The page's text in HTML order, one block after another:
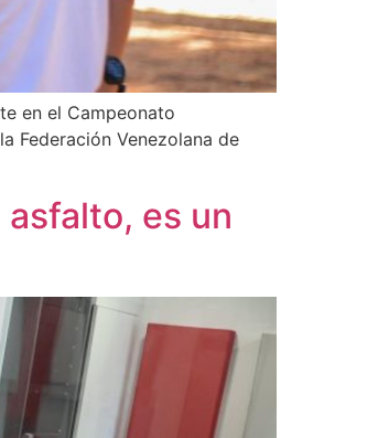
en el Campeonato
Federación Venezolana de
es un